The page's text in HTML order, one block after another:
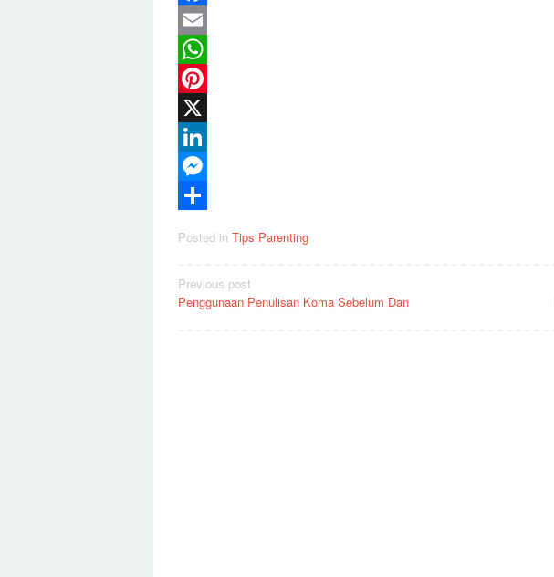
Facebook
Email
WhatsApp
Pinterest
X
LinkedIn
Messenger
Posted in Tips Parenting
Post
navigation
Previous post
Penggunaan Penulisan Koma Sebelum Dan